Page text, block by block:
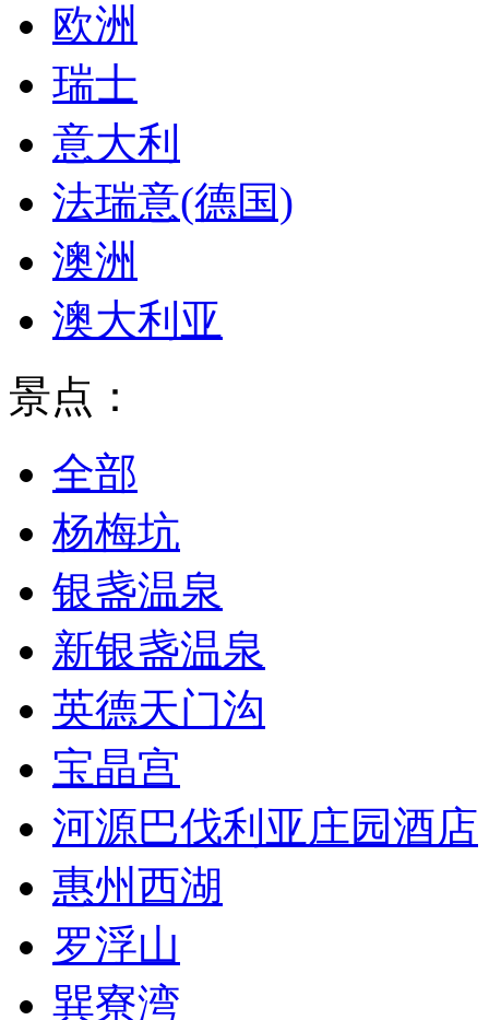
欧洲
瑞士
意大利
法瑞意(德国)
澳洲
澳大利亚
景点：
全部
杨梅坑
银盏温泉
新银盏温泉
英德天门沟
宝晶宫
河源巴伐利亚庄园酒店
惠州西湖
罗浮山
巽寮湾